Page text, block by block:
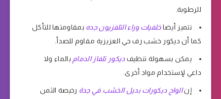
للرطوبة.
تتميز أيضاخلفيات وراء التلفزيون جده بمقاومتها للتأكل
كما أن ديكور خشب رف حي العزيزية مقاوم للصدأ.
يمكن بسهولة تنظيفديكور تلفاز الدمام بالماء ولا
داعي لإستخدام مواد أخرى.
إنالواح ديكورات بديل الخشب في جدة رخيصة الثمن